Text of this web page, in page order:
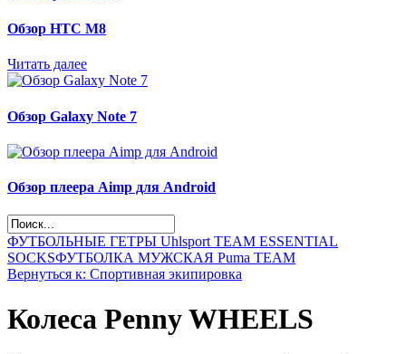
Обзор НТС М8
Читать далее
Обзор Galaxy Note 7
Обзор плеера Aimp для Android
ФУТБОЛЬНЫЕ ГЕТРЫ Uhlsport TEAM ESSENTIAL
SOCKSФУТБОЛКА МУЖСКАЯ Puma TEAM
Вернуться к: Спортивная экипировка
Колеса Penny WHEELS